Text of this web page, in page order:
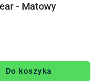
- Matowy
Do koszyka